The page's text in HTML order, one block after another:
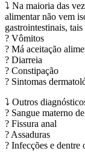
⤵️ Na maioria das
alimentar não vem
gastrointestinais,
? Vômitos
? Má aceitação
? Diarreia
? Constipação
? Sintomas
⤵️ Outros
? Sangue materno
? Fissura anal
? Assaduras
? Infecções e dentre